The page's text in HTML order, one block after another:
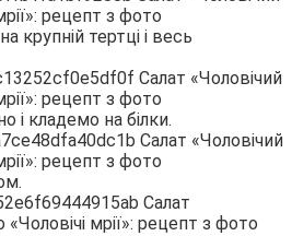
крупній тертці і весь
і кладемо на білки.